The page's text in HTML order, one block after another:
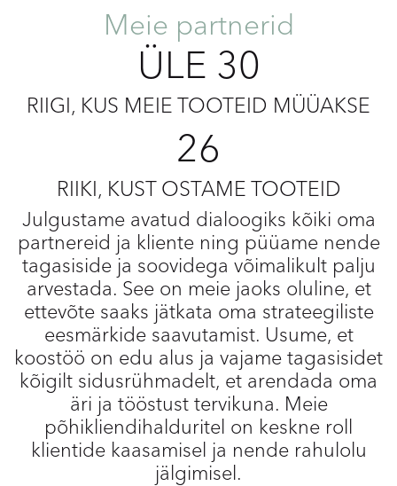
Meie partnerid
ÜLE 30
RIIGI, KUS MEIE TOOTEID MÜÜAKSE
26
RIIKI, KUST OSTAME TOOTEID
Julgustame avatud dialoogiks kõiki oma
partnereid ja kliente ning püüame nende
tagasiside ja soovidega võimalikult palju
arvestada. See on meie jaoks oluline, et
ettevõte saaks jätkata oma strateegiliste
eesmärkide saavutamist. Usume, et
koostöö on edu alus ja vajame tagasisidet
kõigilt sidusrühmadelt, et arendada oma
äri ja tööstust tervikuna. Meie
põhikliendihalduritel on keskne roll
klientide kaasamisel ja nende rahulolu
jälgimisel.